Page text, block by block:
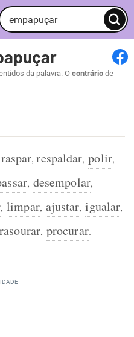
da palavra. Ocontrário de
raspar,respaldar, polir,
, desempolar,
, limpar, ajustar, igualar,
rasourar, procurar.